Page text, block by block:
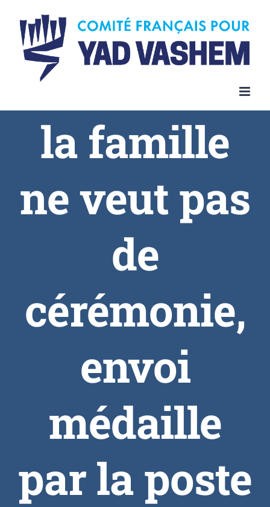
content
la famille
ne veut pas
de
cérémonie,
envoi
médaille
par la poste